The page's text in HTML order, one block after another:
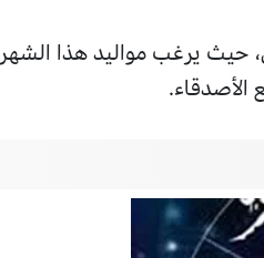
حيث يرغب مواليد هذا